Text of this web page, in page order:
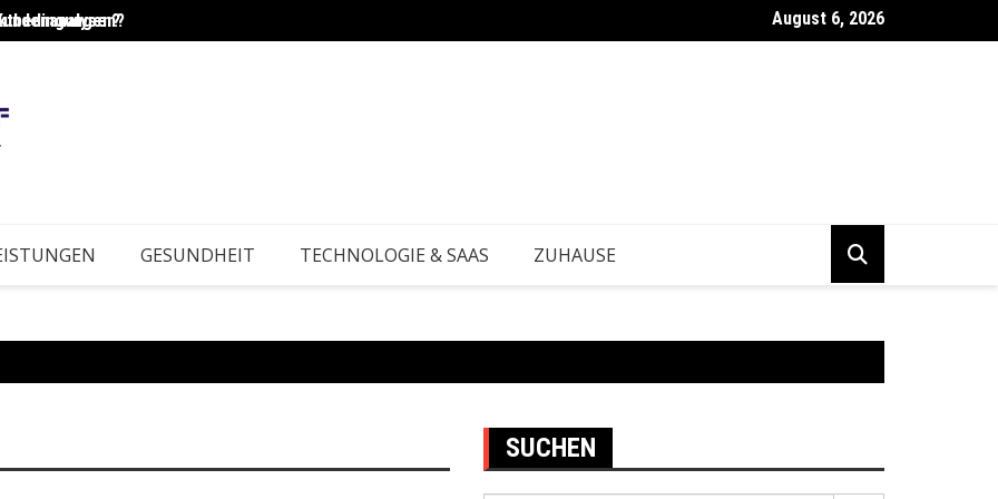
Wie entwickeln Betriebe tragfähige Geschäftsentscheidungen?
August 6, 2026
GESUNDHEIT TECHNOLOGIE & SAAS ZUHAUSE
SUCHEN